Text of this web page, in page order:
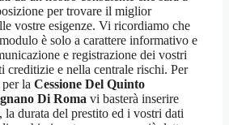
per trovare il miglior
vostre esigenze. Vi ricordiamo che
è solo a carattere informativo e
e registrazione dei vostri
creditizie e nella centrale rischi. Per
la Cessione Del Quinto
Di Roma vi basterà inserire
la durata del prestito ed i vostri dati